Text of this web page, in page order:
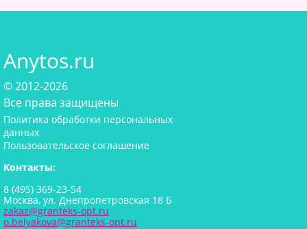
Anytos.ru
© 2012-2026
Все права защищены
Политика обработки персональных
данных
Пользовательское соглашение
Контакты:
8 (495) 369-23-54
Москва, ул. Днепропетровская 18 Б
zakaz@granteks-opt.ru
o.belyakova@granteks-opt.ru